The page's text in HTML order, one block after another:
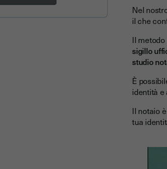
Nel
il che
Il
sigillo
studio
È
identità
Il notaio
tua